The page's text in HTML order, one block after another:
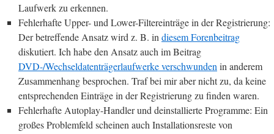
Laufwerk zu erkennen.
Fehlerhafte Upper- und Lower-Filtereinträge in der Registrierung:
Der betreffende Ansatz wird z. B. in diesem Forenbeitrag
diskutiert. Ich habe den Ansatz auch im Beitrag
DVD-/Wechseldatenträgerlaufwerke verschwunden in anderem
Zusammenhang besprochen. Traf bei mir aber nicht zu, da keine
entsprechenden Einträge in der Registrierung zu finden waren.
Fehlerhafte Autoplay-Handler und deinstallierte Programme: Ein
großes Problemfeld scheinen auch Installationsreste von